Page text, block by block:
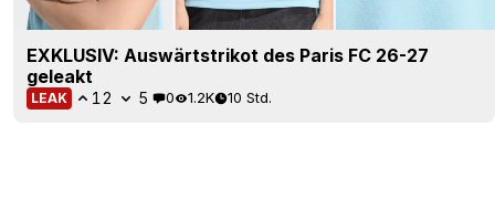
EXKLUSIV: Auswärtstrikot des Paris FC 26-27
geleakt
LEAK 12 5 0 1.2K 10 Std.